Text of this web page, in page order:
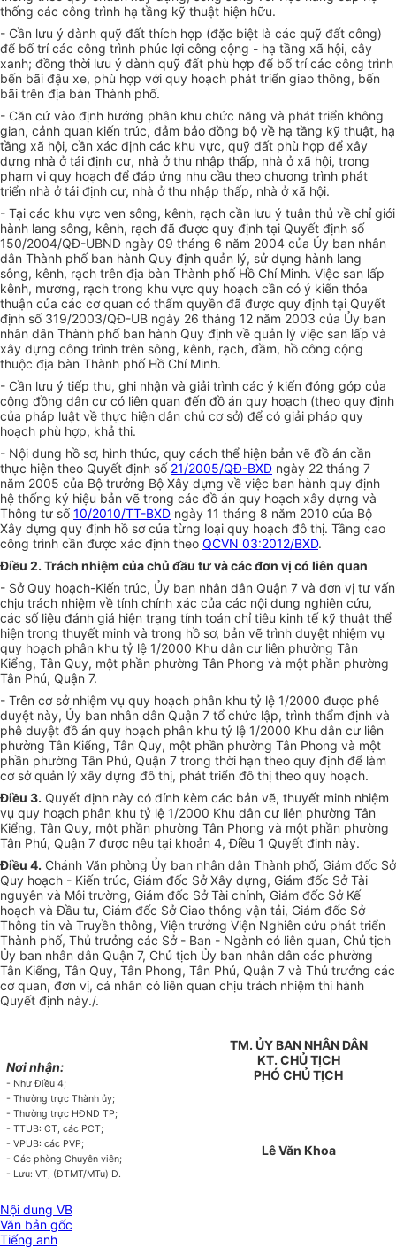
thống các công trình hạ tầng kỹ thuật hiện hữu.
- Cần lưu ý dành quỹ đất thích hợp (đặc biệt là các quỹ đất công)
để bố trí các công trình phúc lợi công cộng - hạ tầng xã hội, cây
xanh; đồng thời lưu ý dành quỹ đất phù hợp để bố trí các công trình
bến bãi đậu xe, phù hợp với quy hoạch phát triển giao thông, bến
bãi trên địa bàn Thành phố.
- Căn cứ vào định hướng phân khu chức năng và phát triển không
gian, cảnh quan kiến trúc, đảm bảo đồng bộ về hạ tầng kỹ thuật, hạ
tầng xã hội, cần xác định các khu vực, quỹ đất phù hợp để xây
dựng nhà ở tái định cư, nhà ở thu nhập thấp, nhà ở xã hội, trong
phạm vi quy hoạch để đáp ứng nhu cầu theo chương trình phát
triển nhà ở tái định cư, nhà ở thu nhập thấp, nhà ở xã hội.
- Tại các khu vực ven sông, kênh, rạch cần lưu ý tuân thủ về chỉ giới
hành lang sông, kênh, rạch đã được quy định tại Quyết định số
150/2004/QĐ-UBND ngày 09 tháng 6 năm 2004 của Ủy ban nhân
dân Thành phố ban hành Quy định quản lý, sử dụng hành lang
sông, kênh, rạch trên địa bàn Thành phố Hồ Chí Minh. Việc san lấp
kênh, mương, rạch trong khu vực quy hoạch cần có ý kiến thỏa
thuận của các cơ quan có thẩm quyền đã được quy định tại Quyết
định số 319/2003/QĐ-UB ngày 26 tháng 12 năm 2003 của Ủy ban
nhân dân Thành phố ban hành Quy định về quản lý việc san lấp và
xây dựng công trình trên sông, kênh, rạch, đầm, hồ công cộng
thuộc địa bàn Thành phố Hồ Chí Minh.
- Cần lưu ý tiếp thu, ghi nhận và giải trình các ý kiến đóng góp của
cộng đồng dân cư có liên quan đến đồ án quy hoạch (theo quy định
của pháp luật về thực hiện dân chủ cơ sở) để có giải pháp quy
hoạch phù hợp, khả thi.
- Nội dung hồ sơ, hình thức, quy cách thể hiện bản vẽ đồ án cần
thực hiện theo Quyết định số 21/2005/QĐ-BXD ngày 22 tháng 7
năm 2005 của Bộ trưởng Bộ Xây dựng về việc ban hành quy định
hệ thống ký hiệu bản vẽ trong các đồ án quy hoạch xây dựng và
Thông tư số10/2010/TT-BXD ngày 11 tháng 8 năm 2010 của Bộ
Xây dựng quy định hồ sơ của từng loại quy hoạch đô thị. Tầng cao
công trình cần được xác định theo QCVN 03:2012/BXD.
Điều 2. Trách nhiệm của chủ đầu tư và các đơn vị có liên quan
- Sở Quy hoạch-Kiến trúc, Ủy ban nhân dân Quận 7 và đơn vị tư vấn
chịu trách nhiệm về tính chính xác của các nội dung nghiên cứu,
các số liệu đánh giá hiện trạng tính toán chỉ tiêu kinh tế kỹ thuật thể
hiện trong thuyết minh và trong hồ sơ, bản vẽ trình duyệt nhiệm vụ
quy hoạch phân khu tỷ lệ 1/2000 Khu dân cư liên phường Tân
Kiểng, Tân Quy, một phần phường Tân Phong và một phần phường
Tân Phú, Quận 7.
- Trên cơ sở nhiệm vụ quy hoạch phân khu tỷ lệ 1/2000 được phê
duyệt này, Ủy ban nhân dân Quận 7 tổ chức lập, trình thẩm định và
phê duyệt đồ án quy hoạch phân khu tỷ lệ 1/2000 Khu dân cư liên
phường Tân Kiểng, Tân Quy, một phần phường Tân Phong và một
phần phường Tân Phú, Quận 7 trong thời hạn theo quy định để làm
cơ sở quản lý xây dựng đô thị, phát triển đô thị theo quy hoạch.
Điều 3. Quyết định này có đính kèm các bản vẽ, thuyết minh nhiệm
vụ quy hoạch phân khu tỷ lệ 1/2000 Khu dân cư liên phường Tân
Kiểng, Tân Quy, một phần phường Tân Phong và một phần phường
Tân Phú, Quận 7 được nêu tại khoản 4, Điều 1 Quyết định này.
Điều 4. Chánh Văn phòng Ủy ban nhân dân Thành phố, Giám đốc Sở
Quy hoạch - Kiến trúc, Giám đốc Sở Xây dựng, Giám đốc Sở Tài
nguyên và Môi trường, Giám đốc Sở Tài chính, Giám đốc Sở Kế
hoạch và Đầu tư, Giám đốc Sở Giao thông vận tải, Giám đốc Sở
Thông tin và Truyền thông, Viện trưởng Viện Nghiên cứu phát triển
Thành phố, Thủ trưởng các Sở - Ban - Ngành có liên quan, Chủ tịch
Ủy ban nhân dân Quận 7, Chủ tịch Ủy ban nhân dân các phường
Tân Kiểng, Tân Quy, Tân Phong, Tân Phú, Quận 7 và Thủ trưởng các
cơ quan, đơn vị, cá nhân có liên quan chịu trách nhiệm thi hành
Quyết định này./.
Nơi nhận:
- Như Điều 4;
- Thường trực Thành ủy;
- Thường trực HĐND TP;
- TTUB: CT, các PCT;
- VPUB: các PVP;
- Các phòng Chuyên viên;
- Lưu: VT, (ĐTMT/MTu) D.
TM. ỦY BAN NHÂN DÂN
KT. CHỦ TỊCH
PHÓ CHỦ TỊCH
Lê Văn Khoa
Nội dung VB
Văn bản gốc
Tiếng anh